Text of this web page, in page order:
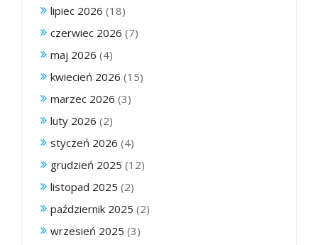
lipiec 2026 (18)
czerwiec 2026 (7)
maj 2026 (4)
kwiecień 2026 (15)
marzec 2026 (3)
luty 2026 (2)
styczeń 2026 (4)
grudzień 2025 (12)
listopad 2025 (2)
październik 2025 (2)
wrzesień 2025 (3)